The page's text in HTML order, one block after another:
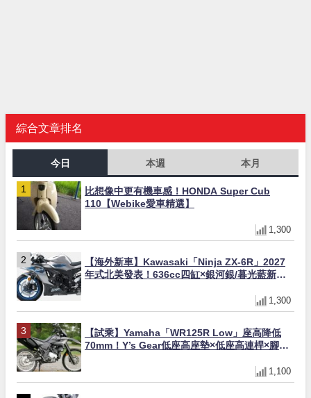
綜合文章排名
今日 本週 本月
比想像中更有機車感！HONDA Super Cub
110【Webike愛車精選】
1,300
【海外新車】Kawasaki「Ninja ZX-6R」2027
年式北美發表！636cc四缸×銀河銀/暮光藍新色
1,300
【試乘】Yamaha「WR125R Low」座高降低
70mm！Y’s Gear低座高座墊×低座高連桿×腳踏
1,100